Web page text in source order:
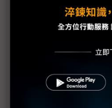
手機品牌商精銳盡出 下半
七手機品牌廠新品齊發
蘋果發表會9月10日登場
華為新三折疊式手機將登
Vivo X、V系列帶動 中高